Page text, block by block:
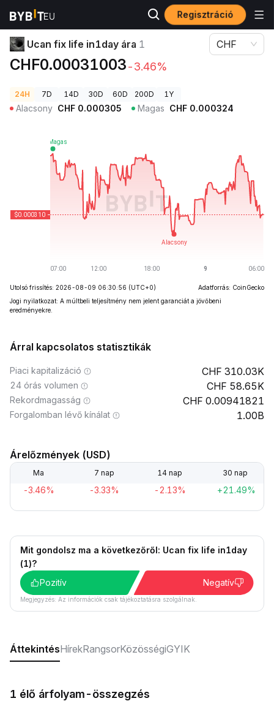
Regisztráció
Kriptovaluta árak Ucan fix life in1day ára 1
Ucan fix life in1day ára 1
CHF0.00031003-3.46%
CHF
24H 7D 14D 30D 60D 200D 1Y
Alacsony CHF 0.000305 Magas CHF 0.000324
Utolsó frissítés: 2026-08-09 06:30:56 (UTC+0)
Adatforrás: CoinGecko
Jogi nyilatkozat: A múltbeli teljesítmény nem jelent garanciát a jövőbeni
eredményekre.
Árral kapcsolatos statisztikák
Piaci kapitalizáció 310.03K
24 órás volumen 58.65K
Rekordmagasság 0.00941821
Forgalomban lévő kínálat 1.00B
Árelőzmények (USD)
Ma 7 nap 14 nap 30 nap
-3.46% -3.33% -2.13% +21.49%
Mit gondolsz ma a következőről: Ucan fix life in1day
(1)?
Pozitív
Negatív
Megjegyzés: Az információk csak tájékoztatásra szolgálnak.
ÁttekintésHírekRangsorKözösségiGYIK
1 élő árfolyam-összegzés